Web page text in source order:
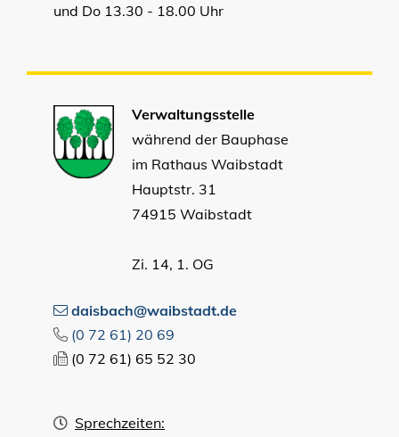
und Do 13.30 - 18.00 Uhr
Verwaltungsstelle
während der Bauphase
im Rathaus Waibstadt
Hauptstr. 31
74915 Waibstadt
Zi. 14, 1. OG
daisbach@waibstadt.de
(0 72 61) 20 69
(0 72 61) 65 52 30
Sprechzeiten: